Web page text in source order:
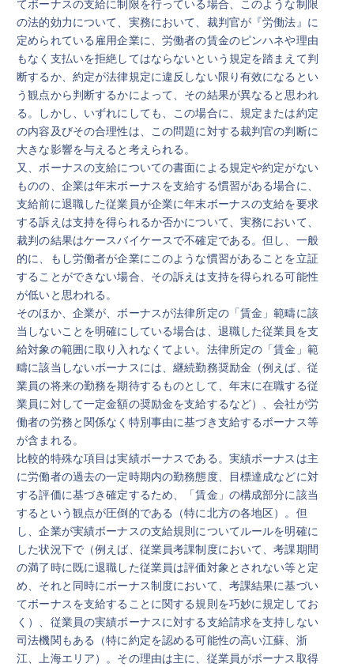
てボーナスの支給に制限を行っている場合、このような制限
の法的効力について、実務において、裁判官が『労働法』に
定められている雇用企業に、労働者の賃金のピンハネや理由
もなく支払いを拒絶してはならないという規定を踏まえて判
断するか、約定が法律規定に違反しない限り有效になるとい
う観点から判断するかによって、その結果が異なると思われ
る。しかし、いずれにしても、この場合に、規定または約定
の内容及びその合理性は、この問題に対する裁判官の判断に
大きな影響を与えると考えられる。
又、ボーナスの支給についての書面による規定や約定がない
ものの、企業は年末ボーナスを支給する慣習がある場合に、
支給前に退職した従業員が企業に年末ボーナスの支給を要求
する訴えは支持を得られるか否かについて、実務において、
裁判の結果はケースバイケースで不確定である。但し、一般
的に、もし労働者が企業にこのような慣習があることを立証
することができない場合、その訴えは支持を得られる可能性
が低いと思われる。
そのほか、企業が、ボーナスが法律所定の「賃金」範疇に該
当しないことを明確にしている場合は、退職した従業員を支
給対象の範囲に取り入れなくてよい。法律所定の「賃金」範
疇に該当しないボーナスには、継続勤務奨励金（例えば、従
業員の将来の勤務を期待するものとして、年末に在職する従
業員に対して一定金額の奨励金を支給するなど）、会社が労
働者の労務と関係なく特別事由に基づき支給するボーナス等
が含まれる。
比較的特殊な項目は実績ボーナスである。実績ボーナスは主
に労働者の過去の一定時期内の勤務態度、目標達成などに対
する評価に基づき確定するため、「賃金」の構成部分に該当
するという観点が圧倒的である（特に北方の各地区）。但
し、企業が実績ボーナスの支給規則についてルールを明確に
した状況下で（例えば、従業員考課制度において、考課期間
の満了時に既に退職した従業員は評価対象とされない等と定
め、それと同時にボーナス制度において、考課結果に基づい
てボーナスを支給することに関する規則を巧妙に規定してお
く）、従業員の実績ボーナスに対する支給請求を支持しない
司法機関もある（特に約定を認める可能性の高い江蘇、浙
江、上海エリア）。その理由は主に、従業員がボーナス取得